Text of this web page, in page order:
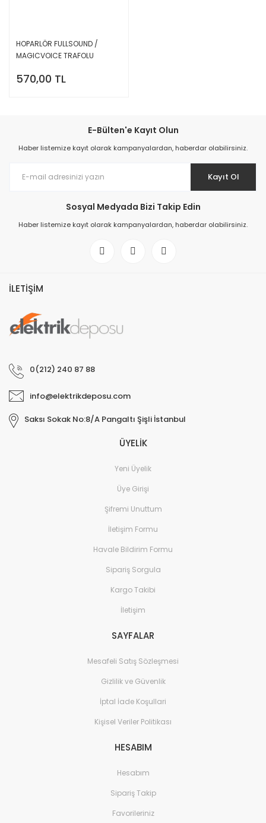
HOPARLÖR FULLSOUND /
MAGICVOICE TRAFOLU
570,00 TL
E-Bülten'e Kayıt Olun
Haber listemize kayıt olarak kampanyalardan, haberdar olabilirsiniz.
Kayıt Ol
Sosyal Medyada Bizi Takip Edin
Haber listemize kayıt olarak kampanyalardan, haberdar olabilirsiniz.
İLETİŞİM
0(212) 240 87 88
info@elektrikdeposu.com
Saksı Sokak No:8/A Pangaltı Şişli İstanbul
ÜYELİK
Yeni Üyelik
Üye Girişi
Şifremi Unuttum
İletişim Formu
Havale Bildirim Formu
Sipariş Sorgula
Kargo Takibi
İletişim
SAYFALAR
Mesafeli Satış Sözleşmesi
Gizlilik ve Güvenlik
İptal İade Koşullari
Kişisel Veriler Politikası
HESABIM
Hesabım
Sipariş Takip
Favorileriniz